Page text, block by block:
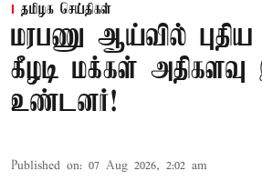
தமிழக செய்திகள்
மரபணு ஆய்வில்
கீழடி மக்கள் அதிகளவு
உண்டனர்!
Published on: 07 Aug 2026, 2:02 am